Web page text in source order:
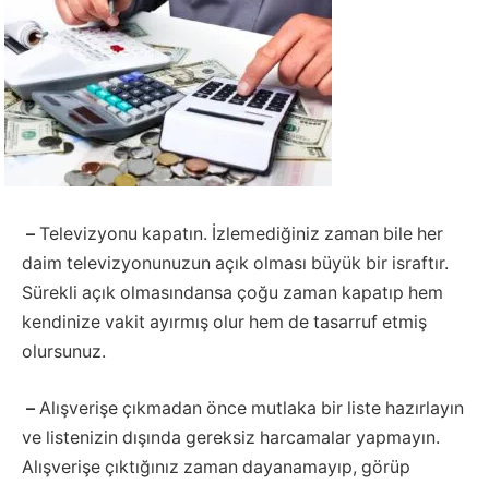
– Televizyonu kapatın. İzlemediğiniz zaman bile her
daim televizyonunuzun açık olması büyük bir israftır.
Sürekli açık olmasındansa çoğu zaman kapatıp hem
kendinize vakit ayırmış olur hem de tasarruf etmiş
olursunuz.
– Alışverişe çıkmadan önce mutlaka bir liste hazırlayın
ve listenizin dışında gereksiz harcamalar yapmayın.
Alışverişe çıktığınız zaman dayanamayıp, görüp